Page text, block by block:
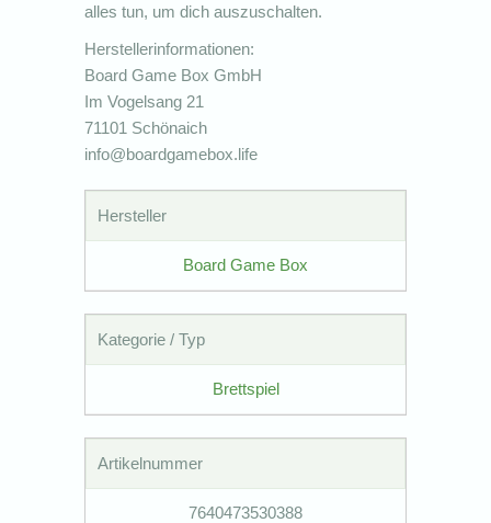
alles tun, um dich auszuschalten.
Herstellerinformationen:
Board Game Box GmbH
Im Vogelsang 21
71101 Schönaich
info@boardgamebox.life
Hersteller
Board Game Box
Kategorie / Typ
Brettspiel
Artikelnummer
7640473530388